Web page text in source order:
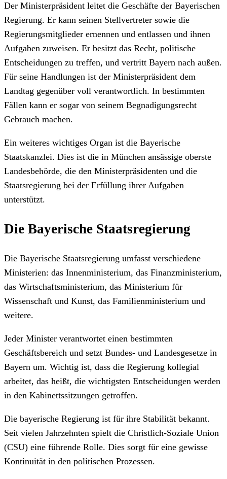
Der Ministerpräsident leitet die Geschäfte der Bayerischen
Regierung. Er kann seinen Stellvertreter sowie die
Regierungsmitglieder ernennen und entlassen und ihnen
Aufgaben zuweisen. Er besitzt das Recht, politische
Entscheidungen zu treffen, und vertritt Bayern nach außen.
Für seine Handlungen ist der Ministerpräsident dem
Landtag gegenüber voll verantwortlich. In bestimmten
Fällen kann er sogar von seinem Begnadigungsrecht
Gebrauch machen.
Ein weiteres wichtiges Organ ist die Bayerische
Staatskanzlei. Dies ist die in München ansässige oberste
Landesbehörde, die den Ministerpräsidenten und die
Staatsregierung bei der Erfüllung ihrer Aufgaben
unterstützt.
Die Bayerische Staatsregierung
Die Bayerische Staatsregierung umfasst verschiedene
Ministerien: das Innenministerium, das Finanzministerium,
das Wirtschaftsministerium, das Ministerium für
Wissenschaft und Kunst, das Familienministerium und
weitere.
Jeder Minister verantwortet einen bestimmten
Geschäftsbereich und setzt Bundes- und Landesgesetze in
Bayern um. Wichtig ist, dass die Regierung kollegial
arbeitet, das heißt, die wichtigsten Entscheidungen werden
in den Kabinettssitzungen getroffen.
Die bayerische Regierung ist für ihre Stabilität bekannt.
Seit vielen Jahrzehnten spielt die Christlich-Soziale Union
(CSU) eine führende Rolle. Dies sorgt für eine gewisse
Kontinuität in den politischen Prozessen.